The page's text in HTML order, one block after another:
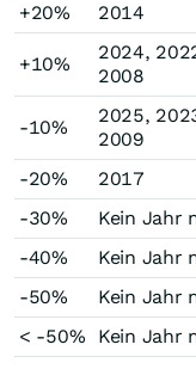
+20%
2014
+10%
2024,
2008
-10%
2025,
2009
-20%
2017
-30%
Kein Jahr
-40%
Kein Jahr
-50%
Kein Jahr
< -50%
Kein Jahr